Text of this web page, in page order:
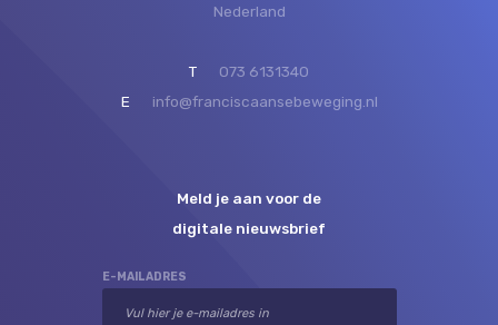
Nederland
T
073 6131340
E
info@franciscaansebeweging.nl
Meld je aan voor de
digitale nieuwsbrief
E-MAILADRES